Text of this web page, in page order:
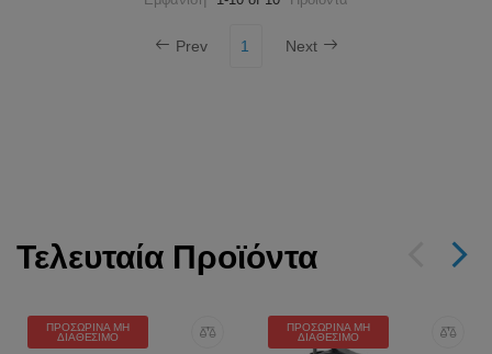
Prev 1 Next
Τελευταία Προϊόντα
ΠΡΟΣΩΡΙΝΆ ΜΗ
ΔΙΑΘΈΣΙΜΟ
ΠΡΟΣΩΡΙΝΆ ΜΗ
ΔΙΑΘΈΣΙΜΟ